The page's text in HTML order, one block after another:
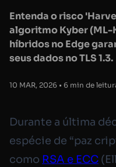
Entenda o risco
algoritmo Kyber (ML-
híbridos no Edge
seus dados no TLS 1.3.
10 MAR, 2026 • 6 min de
Durante a última
espécie de “paz
como RSA e ECC